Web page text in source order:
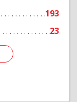
193
23